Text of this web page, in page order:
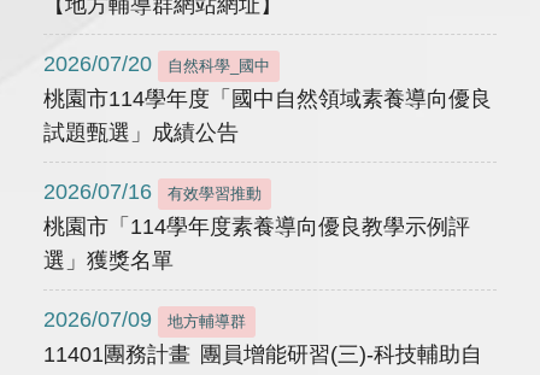
【地方輔導群網站網址】
2026/07/20 自然科學_國中
桃園市114學年度「國中自然領域素養導向優良
試題甄選」成績公告
2026/07/16 有效學習推動
桃園市「114學年度素養導向優良教學示例評
選」獲獎名單
2026/07/09 地方輔導群
11401團務計畫 團員增能研習(三)-科技輔助自